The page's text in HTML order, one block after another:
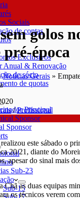
Sociais
de contas
Exclusivos
Anual & Renovação
de sócio
de quotas
Principal
Sponsor
Sponsor
Sub-23
Sub-15
golos
pré-época
Notícias Gerais »
/Profissional
este sábado o
20/21, diante do
apesar do sinal mais
as duas equipas
os técnicos verem